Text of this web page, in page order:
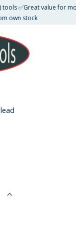
✅Great value for
own stock
lead